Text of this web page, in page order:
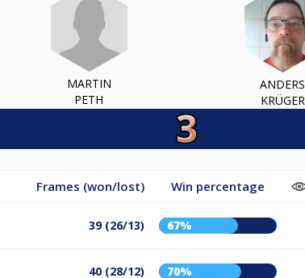
MARTIN
PETH
ANDERS
KRÜGER
Frames (won/lost) Win percentage
39 (26/13) 67%
40 (28/12) 70%